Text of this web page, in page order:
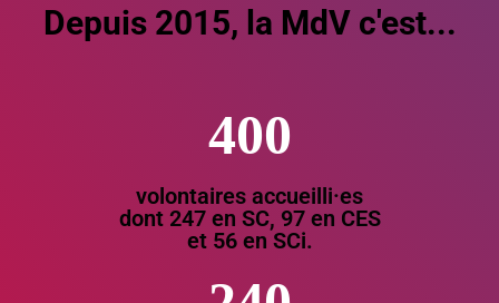
Depuis 2015, la MdV c'est...
400
volontaires accueilli·es
dont 247 en SC, 97 en CES
et 56 en SCi.